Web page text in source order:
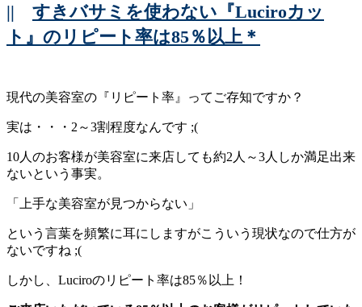
|| すきバサミを使わない『Luciroカッ
ト』のリピート率は85％以上＊
現代の美容室の『リピート率』ってご存知ですか？
実は・・・2～3割程度なんです ;(
10人のお客様が美容室に来店しても約2人～3人しか満足出来
ないという事実。
「上手な美容室が見つからない」
という言葉を頻繁に耳にしますがこういう現状なので仕方が
ないですね ;(
しかし、Luciroのリピート率は85％以上！